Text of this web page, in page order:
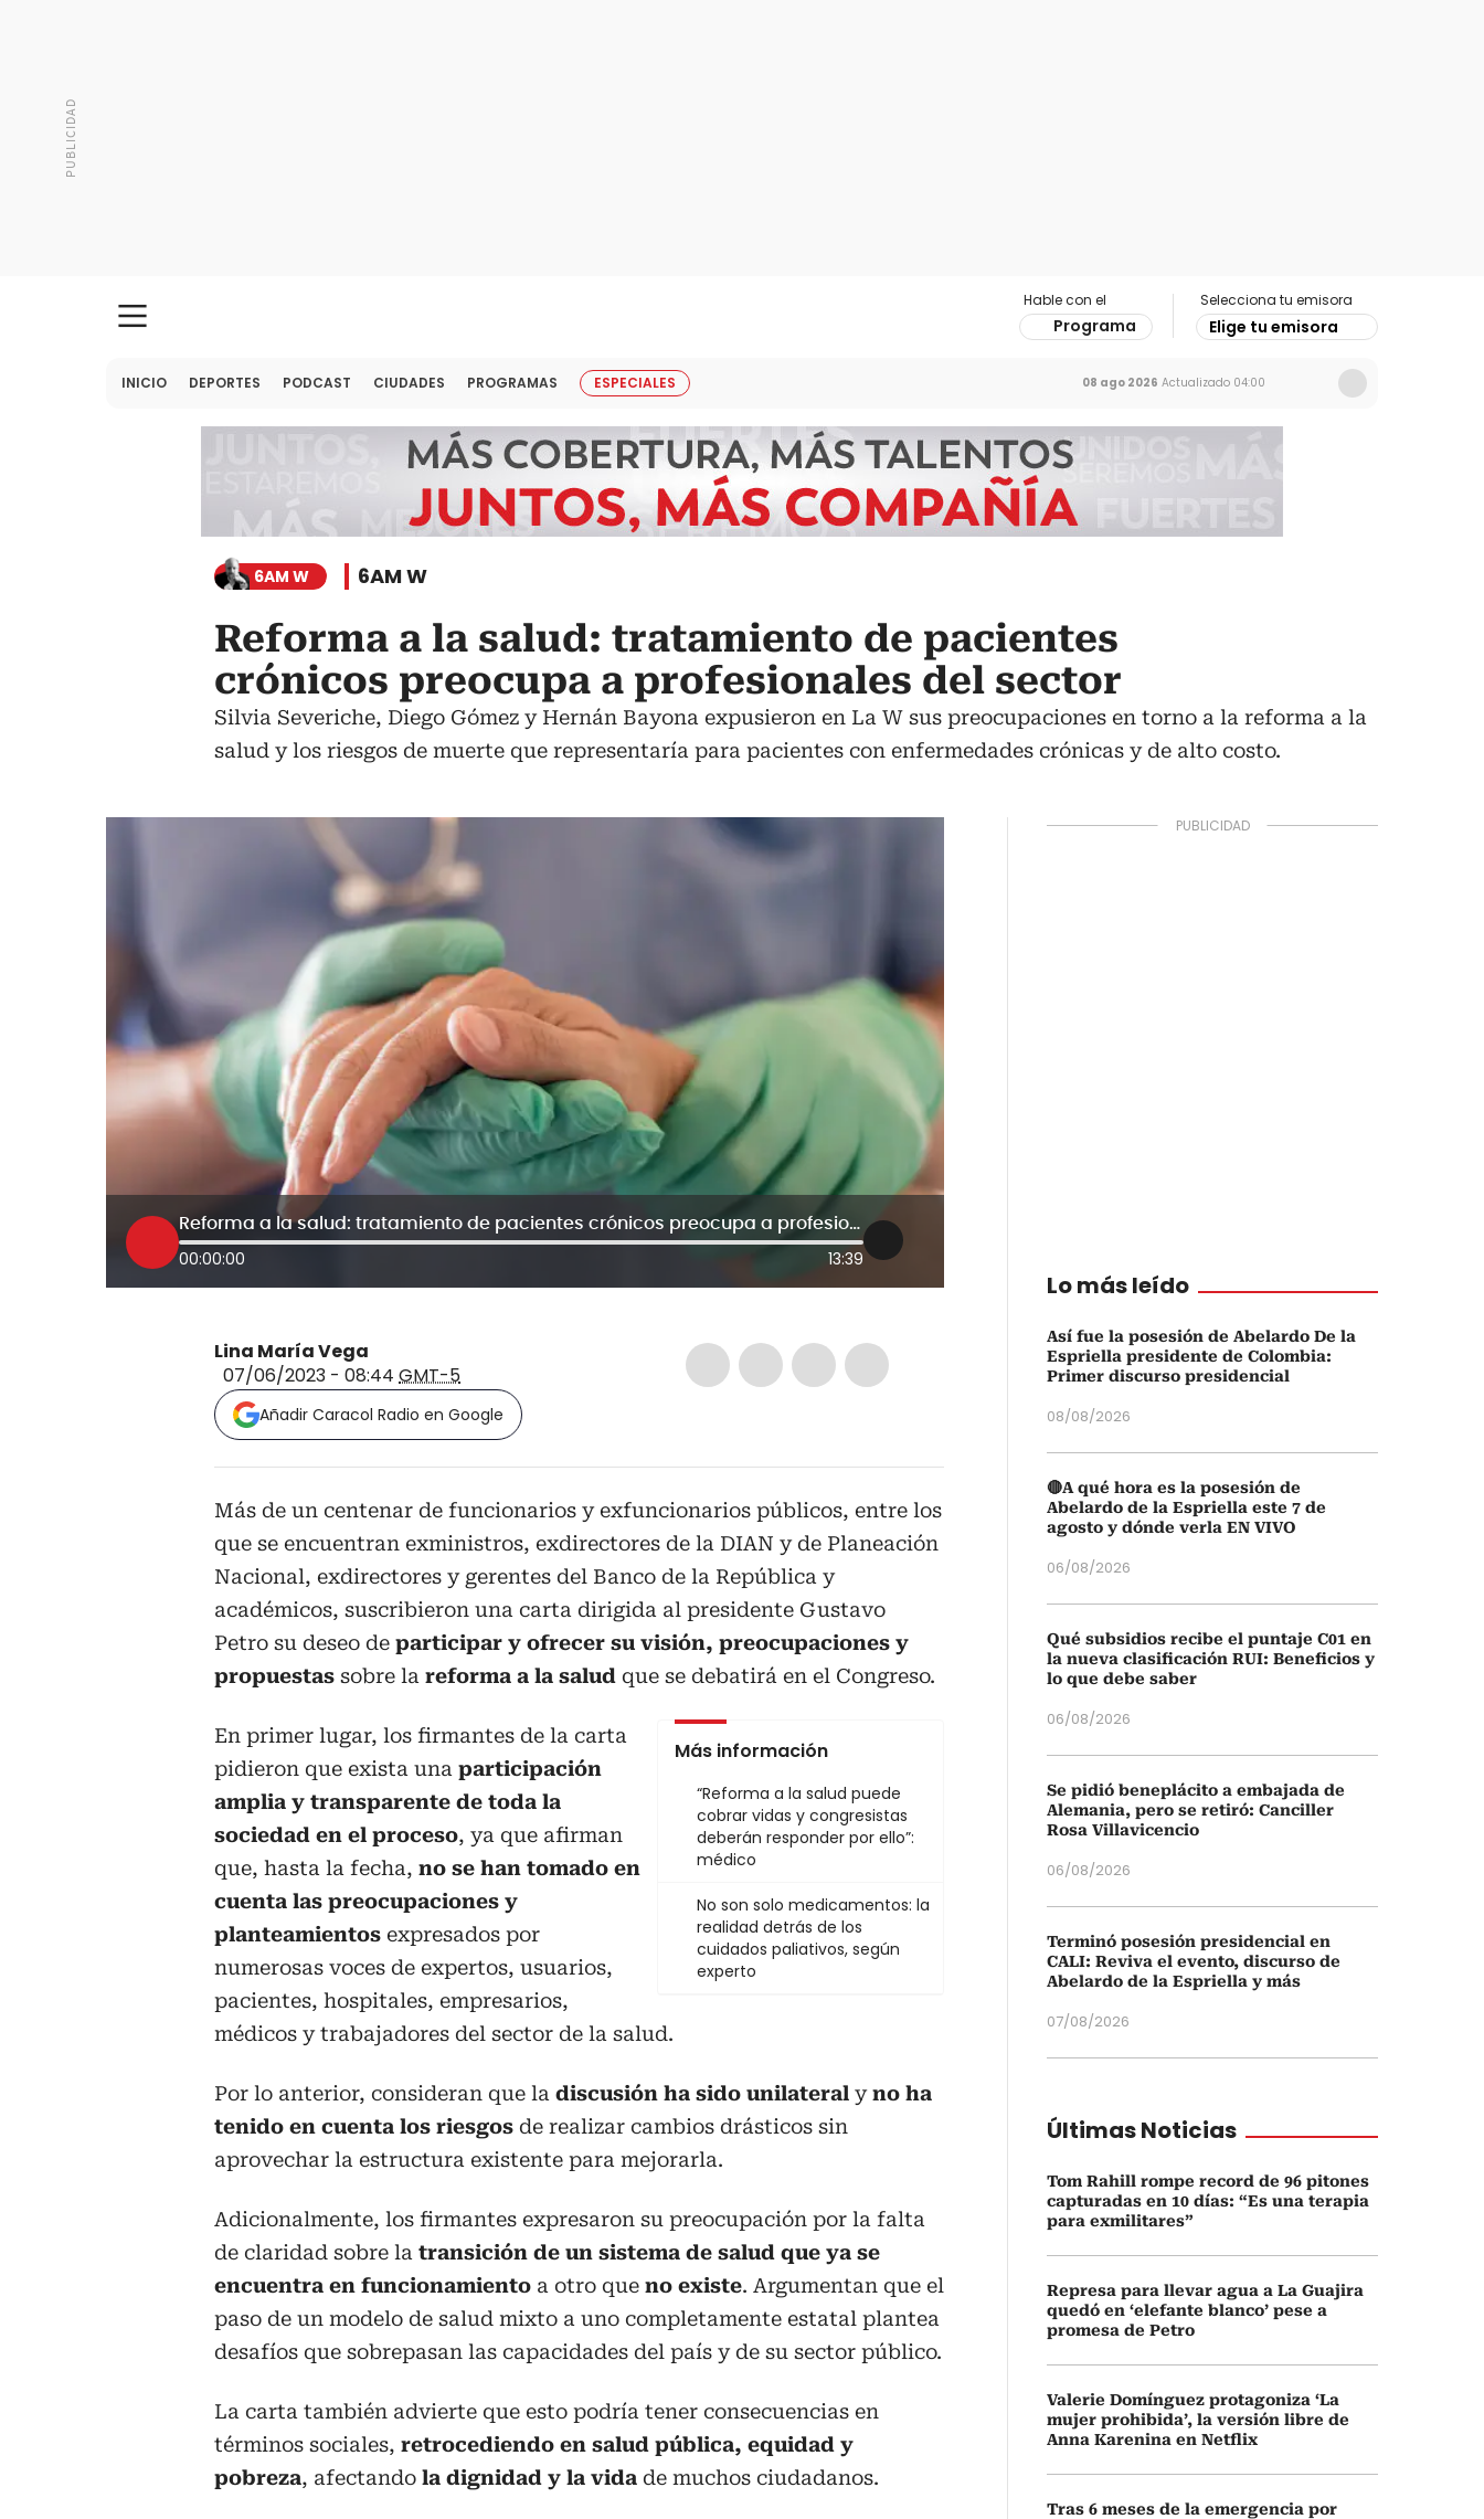
Hable con el
Programa
Selecciona tu emisora
Elige tu emisora
INICIO DEPORTES PODCAST CIUDADES PROGRAMAS ESPECIALES 08 ago 2026 Actualizado 04:00
6AM W 6AM W
Reforma a la salud: tratamiento de pacientes
crónicos preocupa a profesionales del sector
Silvia Severiche, Diego Gómez y Hernán Bayona expusieron en La W sus preocupaciones en torno a la reforma a la
salud y los riesgos de muerte que representaría para pacientes con enfermedades crónicas y de alto costo.
Reforma a la salud: tratamiento de pacientes crónicos preocupa a profesionales del sector
00:00:00 13:39
Lina María Vega
07/06/2023 - 08:44 GMT-5
Añadir Caracol Radio en Google
Más de un centenar de funcionarios y exfuncionarios públicos, entre los
que se encuentran exministros, exdirectores de la DIAN y de Planeación
Nacional, exdirectores y gerentes del Banco de la República y
académicos, suscribieron una carta dirigida al presidente Gustavo
Petro su deseo de participar y ofrecer su visión, preocupaciones y
propuestas sobre la reforma a la salud que se debatirá en el Congreso.
Más información
“Reforma a la salud puede
cobrar vidas y congresistas
deberán responder por ello”:
médico
No son solo medicamentos: la
realidad detrás de los
cuidados paliativos, según
experto
En primer lugar, los firmantes de la carta
pidieron que exista una participación
amplia y transparente de toda la
sociedad en el proceso, ya que afirman
que, hasta la fecha, no se han tomado en
cuenta las preocupaciones y
planteamientos expresados por
numerosas voces de expertos, usuarios,
pacientes, hospitales, empresarios,
médicos y trabajadores del sector de la salud.
Por lo anterior, consideran que la discusión ha sido unilateral yno ha
tenido en cuenta los riesgos de realizar cambios drásticos sin
aprovechar la estructura existente para mejorarla.
Adicionalmente, los firmantes expresaron su preocupación por la falta
de claridad sobre la transición de un sistema de salud que ya se
encuentra en funcionamiento a otro que no existe. Argumentan que el
paso de un modelo de salud mixto a uno completamente estatal plantea
desafíos que sobrepasan las capacidades del país y de su sector público.
La carta también advierte que esto podría tener consecuencias en
términos sociales, retrocediendo en salud pública, equidad y
pobreza, afectando la dignidad y la vida de muchos ciudadanos.
Lo más leído
Así fue la posesión de Abelardo De la
Espriella presidente de Colombia:
Primer discurso presidencial
08/08/2026
🔴A qué hora es la posesión de
Abelardo de la Espriella este 7 de
agosto y dónde verla EN VIVO
06/08/2026
Qué subsidios recibe el puntaje C01 en
la nueva clasificación RUI: Beneficios y
lo que debe saber
06/08/2026
Se pidió beneplácito a embajada de
Alemania, pero se retiró: Canciller
Rosa Villavicencio
06/08/2026
Terminó posesión presidencial en
CALI: Reviva el evento, discurso de
Abelardo de la Espriella y más
07/08/2026
Últimas Noticias
Tom Rahill rompe record de 96 pitones
capturadas en 10 días: “Es una terapia
para exmilitares”
Represa para llevar agua a La Guajira
quedó en ‘elefante blanco’ pese a
promesa de Petro
Valerie Domínguez protagoniza ‘La
mujer prohibida’, la versión libre de
Anna Karenina en Netflix
Tras 6 meses de la emergencia por